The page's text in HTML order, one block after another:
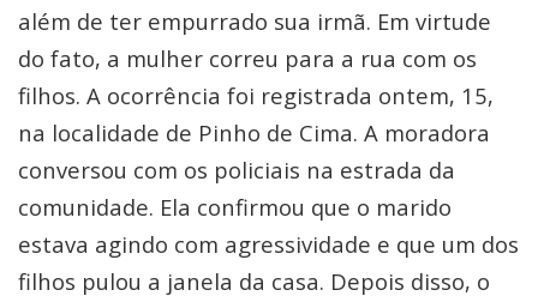
além de ter empurrado sua irmã. Em virtude
do fato, a mulher correu para a rua com os
filhos. A ocorrência foi registrada ontem, 15,
na localidade de Pinho de Cima. A moradora
conversou com os policiais na estrada da
comunidade. Ela confirmou que o marido
estava agindo com agressividade e que um dos
filhos pulou a janela da casa. Depois disso, o